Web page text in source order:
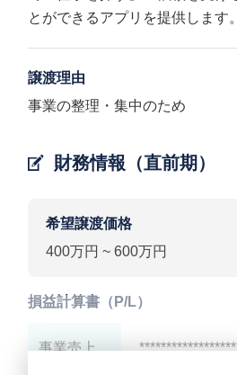
とができるアプリを提供します。
譲渡理由
事業の整理・集中のため
財務情報（直前期）
希望譲渡価格
400万円 ~ 600万円
損益計算書（P/L）
事業売上